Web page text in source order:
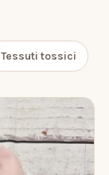
Tessuti tossici